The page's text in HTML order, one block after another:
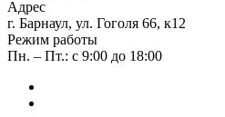
Адрес
г. Барнаул, ул. Гоголя 66, к12
Режим работы
Пн. – Пт.: с 9:00 до 18:00